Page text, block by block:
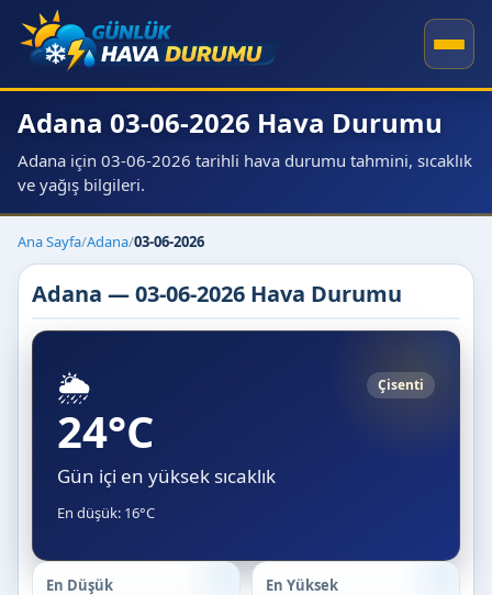
Adana 03-06-2026 Hava Durumu
Adana için 03-06-2026 tarihli hava durumu tahmini, sıcaklık
ve yağış bilgileri.
Ana Sayfa/Adana/03-06-2026
Adana — 03-06-2026 Hava Durumu
🌦️ Çisenti
24°C
Gün içi en yüksek sıcaklık
En düşük: 16°C
En Düşük En Yüksek